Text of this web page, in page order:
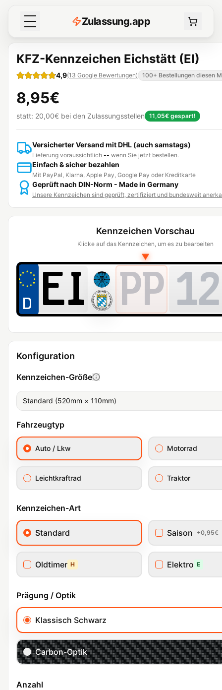
Zulassung.app
KFZ-Kennzeichen Eichstätt (EI)
4,9(13 Google Bewertungen) 100+ Bestellungen diesen
8,95€
statt: 20,00€ bei den Zulassungsstellen 11,05€ gespart!
Versicherter Versand mit DHL (auch samstags)
Lieferung voraussichtlich -- wenn Sie jetzt bestellen.
Einfach & sicher bezahlen
Mit PayPal, Klarna, Apple Pay, Google Pay oder Kreditkarte
Geprüft nach DIN-Norm - Made in Germany
Unsere Kennzeichen sind geprüft, zertifiziert und bundesweit
Konfiguration
Kennzeichen-Größe
Standard (520mm × 110mm)
Fahrzeugtyp
Auto / Lkw Motorrad
Leichtkraftrad Traktor
Kennzeichen-Art
Standard Saison +0,95€
Oldtimer H Elektro E
Prägung / Optik
Klassisch Schwarz
Carbon-Optik
Anzahl
Kennzeichen Vorschau
Klicke auf das Kennzeichen, um es zu bearbeiten
▼
PP